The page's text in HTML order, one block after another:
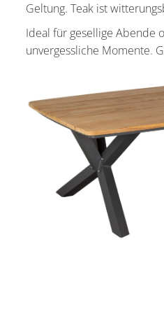
Geltung. Teak ist
Ideal für gesellige Abende
unvergessliche Momente.